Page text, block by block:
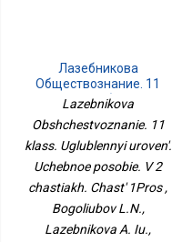
Лазебникова
Обществознание. 11
Класс. Углубленный
Пособие. В 2 Частях.
Часть 1Прос
Lazebnikova
Obshchestvoznanie. 11
klass. Uglublennyi uroven'.
Uchebnoe posobie. V 2
chastiakh. Chast' 1Pros ,
Bogoliubov L.N.,
Lazebnikova A. Iu.,